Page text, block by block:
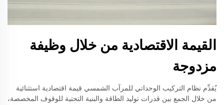
القيمة الاقتصادية من خلال وظيفة
مزدوجة
يُقدِّم نظام التركيب الوحداتي للمرآب الشمسي قيمة اقتصادية استثنائية
من خلال الجمع بين قدرات توليد الطاقة والبنية التحتية للوقوف المخصصة،